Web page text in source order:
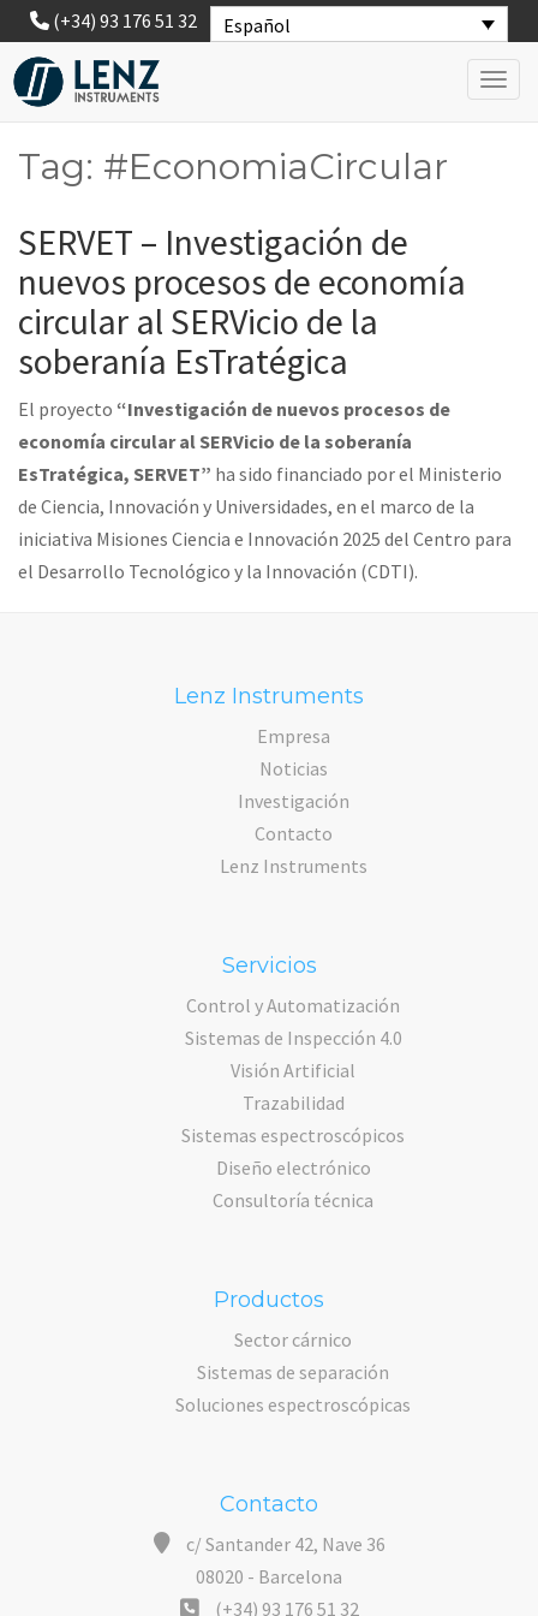
Español
(+34) 93 176 51 32
Tag: #EconomiaCircular
SERVET – Investigación de
nuevos procesos de economía
circular al SERVicio de la
soberanía EsTratégica
El proyecto “Investigación de nuevos procesos de
economía circular al SERVicio de la soberanía
EsTratégica, SERVET” ha sido financiado por el Ministerio
de Ciencia, Innovación y Universidades, en el marco de la
iniciativa Misiones Ciencia e Innovación 2025 del Centro para
el Desarrollo Tecnológico y la Innovación (CDTI).
Lenz Instruments
Empresa
Noticias
Investigación
Contacto
Lenz Instruments
Servicios
Control y Automatización
Sistemas de Inspección 4.0
Visión Artificial
Trazabilidad
Sistemas espectroscópicos
Diseño electrónico
Consultoría técnica
Productos
Sector cárnico
Sistemas de separación
Soluciones espectroscópicas
Contacto
c/ Santander 42, Nave 36
08020 - Barcelona
(+34) 93 176 51 32